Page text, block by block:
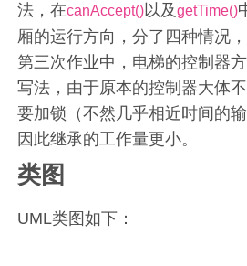
法，在canAccept()以及getTime()
厢的运行方向，分了四种情况，
第三次作业中，电梯的控制器
写法，由于原本的控制器大体
要加锁（不然几乎相近时间的
因此继承的工作量更小。
类图
UML类图如下：